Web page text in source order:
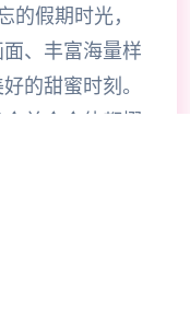
的假期时光，
、丰富海量样
的甜蜜时刻。
单个个体都栩